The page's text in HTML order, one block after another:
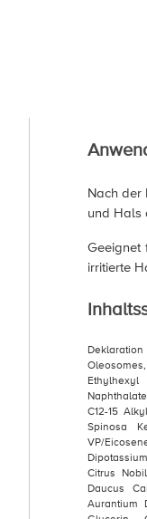
Nach der
und Hals
Geeignet
irritierte
C12-15
Spinosa
VP/
Citrus
Daucus
Aurantium